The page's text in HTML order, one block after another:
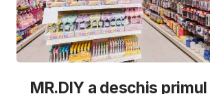
MR.DIY a deschis